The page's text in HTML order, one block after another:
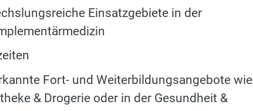
Einsatzgebiete in der
Fort- und Weiterbildungsangebote wie
& Drogerie oder in der Gesundheit &